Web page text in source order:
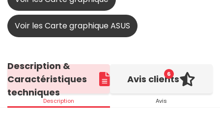
Voir les Carte graphique ASUS
Description &
Caractéristiques
techniques
Description
6
Avis clients
Avis